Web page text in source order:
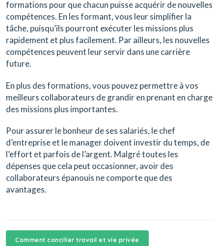
formations pour que chacun puisse acquérir de nouvelles
compétences. En les formant, vous leur simplifier la
tâche, puisqu’ils pourront exécuter les missions plus
rapidement et plus facilement. Par ailleurs, les nouvelles
compétences peuvent leur servir dans une carrière
future.
En plus des formations, vous pouvez permettre à vos
meilleurs collaborateurs de grandir en prenant en charge
des missions plus importantes.
Pour assurer le bonheur de ses salariés, le chef
d’entreprise et le manager doivent investir du temps, de
l’effort et parfois de l’argent. Malgré toutes les
dépenses que cela peut occasionner, avoir des
collaborateurs épanouis ne comporte que des
avantages.
Comment concilier travail et vie privée